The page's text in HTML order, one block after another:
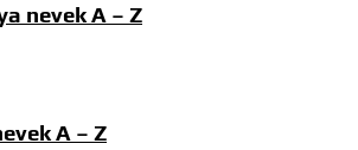
nevek A – Z
A – Z